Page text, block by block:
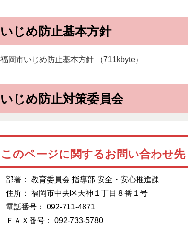
いじめ防止基本方針
福岡市いじめ防止基本方針 （711kbyte）
いじめ防止対策委員会
このページに関するお問い合わせ先
部署： 教育委員会 指導部 安全・安心推進課
住所： 福岡市中央区天神１丁目８番１号
電話番号： 092-711-4871
ＦＡＸ番号： 092-733-5780